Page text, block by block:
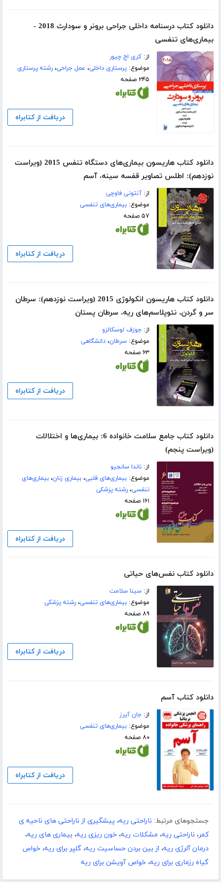
دانلود کتاب درسنامه داخلی جراحی برونر و سودارث 2018 -
بیماری‌های تنفسی
از:کری اچ چیور
موضوع:پرستاری داخلی، عمل جراحی،رشته پرستاری
۲۴۵ صفحه
دریافت از کتابراه
دانلود کتاب هاریسون بیماری‌های دستگاه تنفس 2015 (ویراست
نوزدهم): اطلس تصاویر قفسه سینه، آسم
از:آنتونی فاوچی
موضوع:بیماری‌های تنفسی
۵۷ صفحه
دریافت از کتابراه
دانلود کتاب هاریسون انکولوژی 2015 (ویراست نوزدهم): سرطان
سر و گردن، نئوپلاسم‌های ریه، سرطان پستان
از:جوزف لوسکالزو
موضوع:سرطان،دانشگاهی
۶۳ صفحه
دریافت از کتابراه
دانلود کتاب جامع سلامت خانواده 6: بیماری‌ها و اختلالات
(ویراست پنجم)
از:ناندا سانجیو
موضوع:بیماری‌های قلبی،بیماری زنان،بیماری‌های
تنفسی،رشته پزشکی
۱۶۱ صفحه
دریافت از کتابراه
دانلود کتاب نفس‌های حیاتی
از:سینا سلامت
موضوع:بیماری‌های تنفسی،رشته پزشکی
۸۹ صفحه
دریافت از کتابراه
دانلود کتاب آسم
از:جان آیرز
موضوع:بیماری‌های تنفسی
۸۰ صفحه
دریافت از کتابراه
جستجوهای مرتبط: ناراحتی ریه، پیشگیری از ناراحتی های ناحیه ی
کمر، ناراحتی ریه، مشکلات ریه، خون ریزی ریه، بیماری های ریه،
درمان آلرژی ریه، از بین بردن حساسیت ریه، گلپر برای ریه، خواص
گیاه رزماری برای ریه، خواص آویشن برای ریه